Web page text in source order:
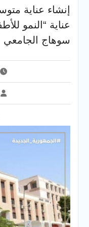
سوهاج
عقب
بجهود
إنشاء عناية
عناية “النمو
سوهاج الجامعي